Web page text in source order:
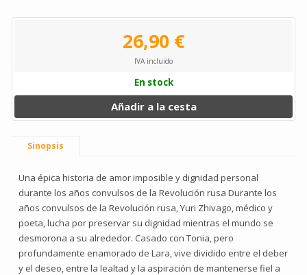
26,90 €
IVA incluido
En stock
Añadir a la cesta
Sinopsis
Una épica historia de amor imposible y dignidad personal
durante los años convulsos de la Revolución rusa Durante los
años convulsos de la Revolución rusa, Yuri Zhivago, médico y
poeta, lucha por preservar su dignidad mientras el mundo se
desmorona a su alrededor. Casado con Tonia, pero
profundamente enamorado de Lara, vive dividido entre el deber
y el deseo, entre la lealtad y la aspiración de mantenerse fiel a